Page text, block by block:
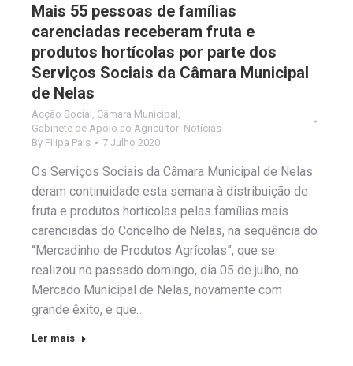
Mais 55 pessoas de famílias
carenciadas receberam fruta e
produtos hortícolas por parte dos
Serviços Sociais da Câmara Municipal
de Nelas
Acção Social Câmara Municipal
Gabinete de Apoio ao Agricultor Notícias
By Filipa Pais 7 Julho 2020
Os Serviços Sociais da Câmara Municipal de Nelas
deram continuidade esta semana à distribuição de
fruta e produtos hortícolas pelas famílias mais
carenciadas do Concelho de Nelas, na sequência do
“Mercadinho de Produtos Agrícolas”, que se
realizou no passado domingo, dia 05 de julho, no
Mercado Municipal de Nelas, novamente com
grande êxito, e que…
Ler mais